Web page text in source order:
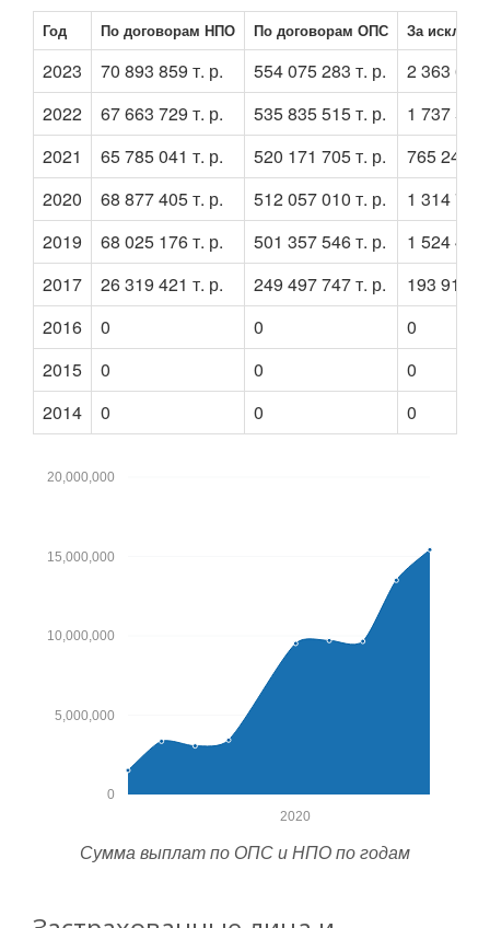
Год По договорам НПО По договорам ОПС За
2023 70 893 859 т. р. 554 075 283 т. р.
2 363 669
2022
67 663 729 т. р. 535 835 515 т. р.
1 737 569
2021
65 785 041 т. р. 520 171 705 т. р.
765 241
2020
68 877 405 т. р. 512 057 010 т. р.
1 314 776
2019
68 025 176 т. р. 501 357 546 т. р.
1 524 449
2017
26 319 421 т. р. 249 497 747 т. р.
193 917
2016
0 0
0
2015
0 0
0
2014
0 0 0
0
5,000,000
10,000,000
15,000,000
20,000,000
2020
Сумма выплат по ОПС и НПО по годам